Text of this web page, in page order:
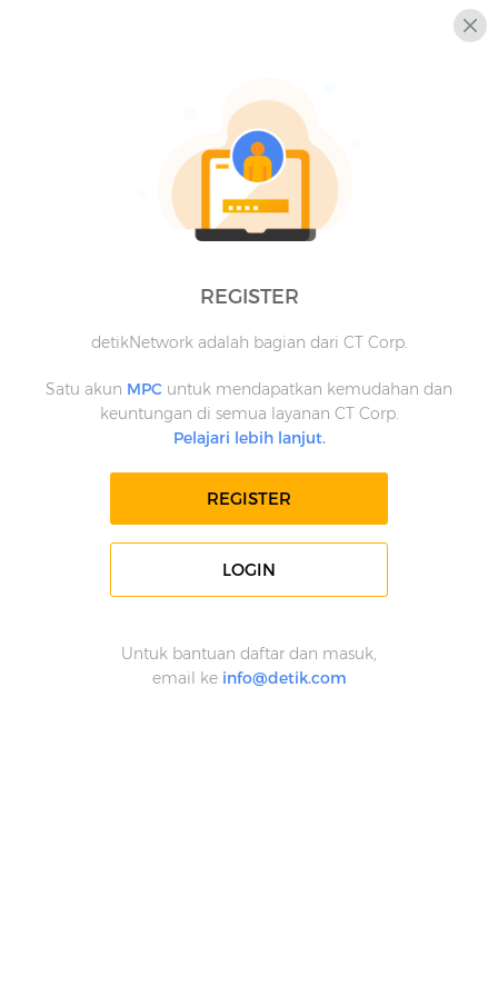
REGISTER
detikNetwork adalah bagian dari CT Corp.
Satu akun MPC untuk mendapatkan kemudahan dan
keuntungan di semua layanan CT Corp.
Pelajari lebih lanjut.
REGISTER
LOGIN
Untuk bantuan daftar dan masuk,
email ke info@detik.com